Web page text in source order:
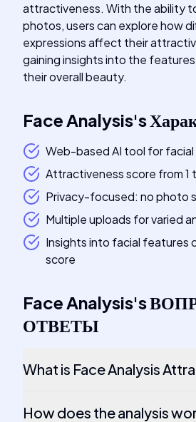
attractiveness. With the ability
photos, users can explore how
expressions affect their
gaining insights into the
their overall beauty.
Face Analysis's
Web-based AI tool for facial
Attractiveness score from 1
Privacy-focused: no photo
Multiple uploads for varied
Insights into facial features
score
Face Analysis's
ОТВЕТЫ
What is Face Analysis
How does the analysis